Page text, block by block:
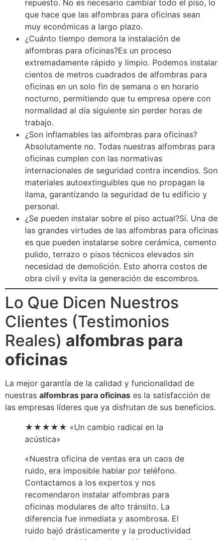
repuesto. No es necesario cambiar todo el piso, lo
que hace que las alfombras para oficinas sean
muy económicas a largo plazo.
¿Cuánto tiempo demora la instalación de
alfombras para oficinas?Es un proceso
extremadamente rápido y limpio. Podemos instalar
cientos de metros cuadrados de alfombras para
oficinas en un solo fin de semana o en horario
nocturno, permitiendo que tu empresa opere con
normalidad al día siguiente sin perder horas de
trabajo.
¿Son inflamables las alfombras para oficinas?
Absolutamente no. Todas nuestras alfombras para
oficinas cumplen con las normativas
internacionales de seguridad contra incendios. Son
materiales autoextinguibles que no propagan la
llama, garantizando la seguridad de tu edificio y
personal.
¿Se pueden instalar sobre el piso actual?Sí. Una de
las grandes virtudes de las alfombras para oficinas
es que pueden instalarse sobre cerámica, cemento
pulido, terrazo o pisos técnicos elevados sin
necesidad de demolición. Esto ahorra costos de
obra civil y evita la generación de escombros.
Lo Que Dicen Nuestros
Clientes (Testimonios
Reales) alfombras para
oficinas
La mejor garantía de la calidad y funcionalidad de
nuestras alfombras para oficinas es la satisfacción de
las empresas líderes que ya disfrutan de sus beneficios.
★★★★★ «Un cambio radical en la
acústica»
«Nuestra oficina de ventas era un caos de
ruido, era imposible hablar por teléfono.
Contactamos a los expertos y nos
recomendaron instalar alfombras para
oficinas modulares de alto tránsito. La
diferencia fue inmediata y asombrosa. El
ruido bajó drásticamente y la productividad